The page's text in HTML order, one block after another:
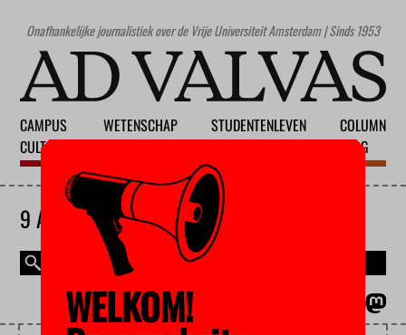
Onafhankelijke journalistiek over de Vrije Universiteit Amsterdam | Sinds 1953
CAMPUS
CULTUUR
WETENSCHAP
STUDENTENLEVEN
COLUMN
BLOG
9 AUGUSTUS 2026
WELKOM!